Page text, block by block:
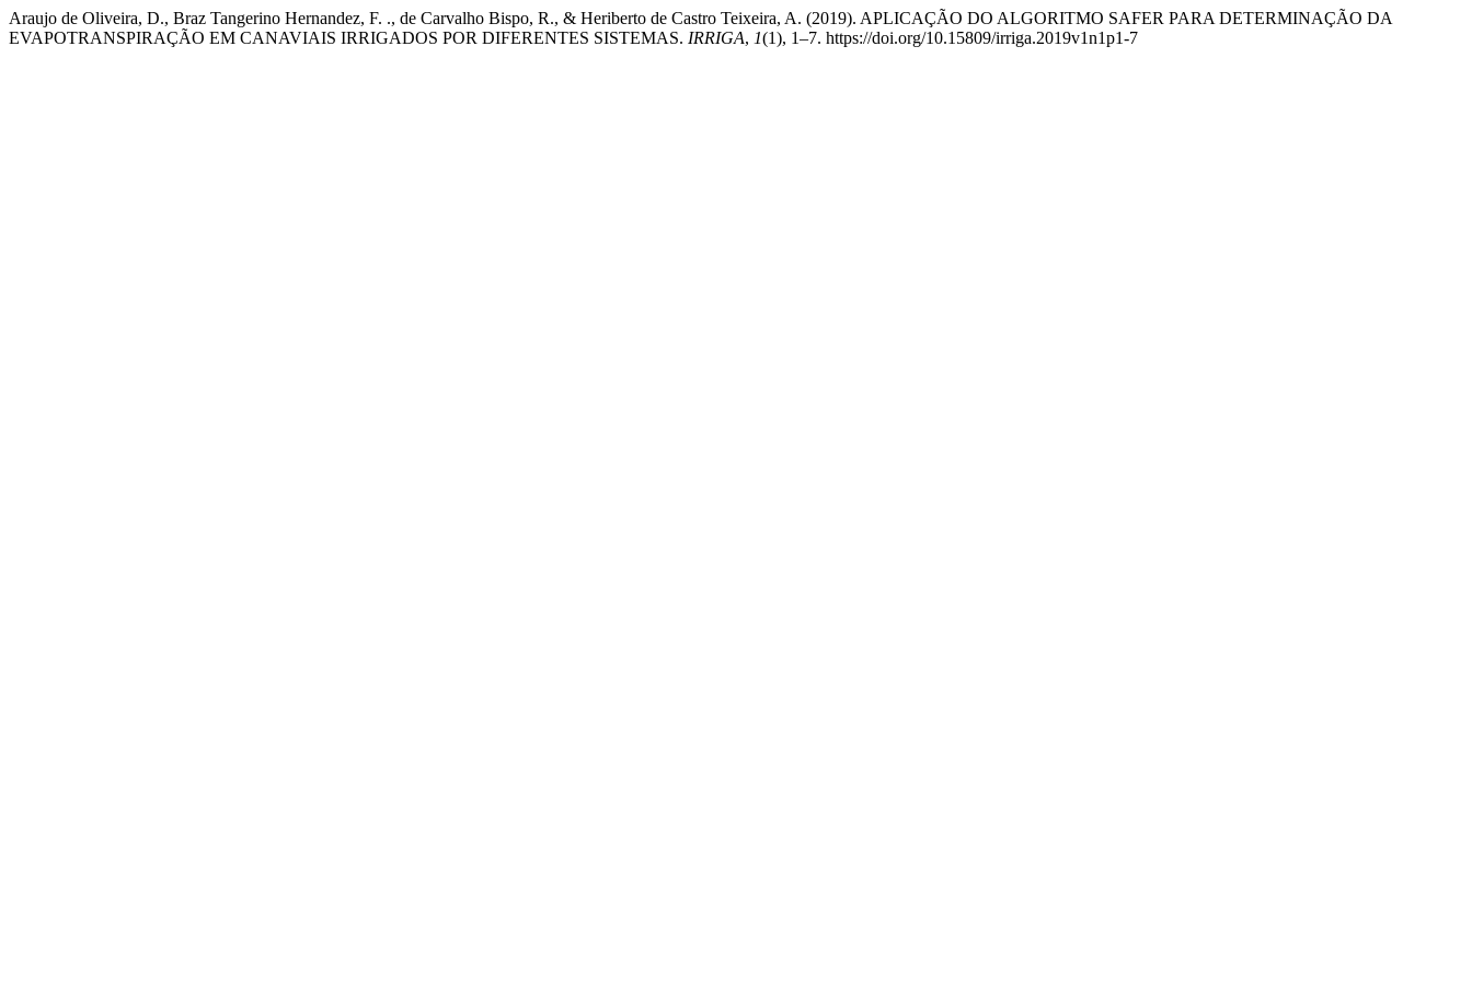
Araujo de Oliveira, D., Braz Tangerino Hernandez, F. ., de Carvalho Bispo, R., & Heriberto de Castro Teixeira, A. (2019). APLICAÇÃO DO ALGORITMO SAFER PARA DETERMINAÇÃO DA
EVAPOTRANSPIRAÇÃO EM CANAVIAIS IRRIGADOS POR DIFERENTES SISTEMAS. IRRIGA, 1(1), 1–7. https://doi.org/10.15809/irriga.2019v1n1p1-7